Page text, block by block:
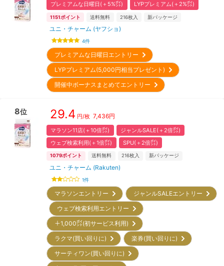
プレミアムな日曜日(＋5%㌽) LYPプレミアム(＋2%㌽)
1151ポイント 送料無料 216枚入 新パッケージ
ユニ・チャーム (ヤフショ)
4件
プレミアムな日曜日エントリー
LYPプレミアム(5,000円相当プレゼント)
開催中ボーナスまとめてエントリー
8位 29.4 円/枚 7,436円
マラソン11店(＋10倍㌽)
ジャンルSALE(＋2倍㌽)
ウェブ検索利用(＋1倍㌽)
SPU(＋2倍㌽)
1079ポイント 送料無料 216枚入 新パッケージ
ユニ・チャーム (Rakuten)
1件
マラソンエントリー
ジャンルSALEエントリー
ウェブ検索利用エントリー
＋1,000㌽(初サービス利用)
ラクマ(買い回りに)
楽券(買い回りに)
サーティワン(買い回りに)